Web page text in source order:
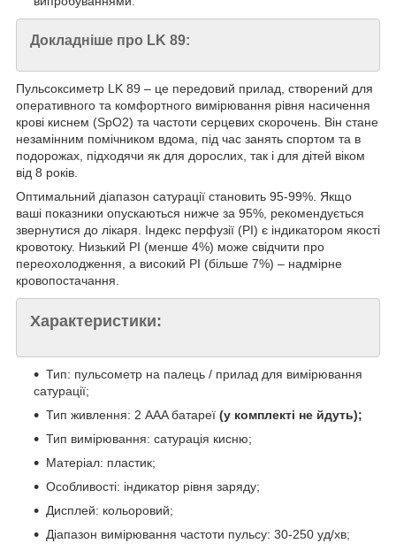
Докладніше про LK 89:
Пульсоксиметр LK 89 – це передовий прилад, створений для
оперативного та комфортного вимірювання рівня насичення
крові киснем (SpO2) та частоти серцевих скорочень. Він стане
незамінним помічником вдома, під час занять спортом та в
подорожах, підходячи як для дорослих, так і для дітей віком
від 8 років.
Оптимальний діапазон сатурації становить 95-99%. Якщо
ваші показники опускаються нижче за 95%, рекомендується
звернутися до лікаря. Індекс перфузії (PI) є індикатором якості
кровотоку. Низький PI (менше 4%) може свідчити про
переохолодження, а високий PI (більше 7%) – надмірне
кровопостачання.
Характеристики:
Тип: пульсометр на палець / прилад для вимірювання
сатурації;
Тип живлення: 2 AAA батареї (у комплекті не йдуть);
Тип вимірювання: сатурація кисню;
Матеріал: пластик;
Особливості: індикатор рівня заряду;
Дисплей: кольоровий;
Діапазон вимірювання частоти пульсу: 30-250 уд/хв;